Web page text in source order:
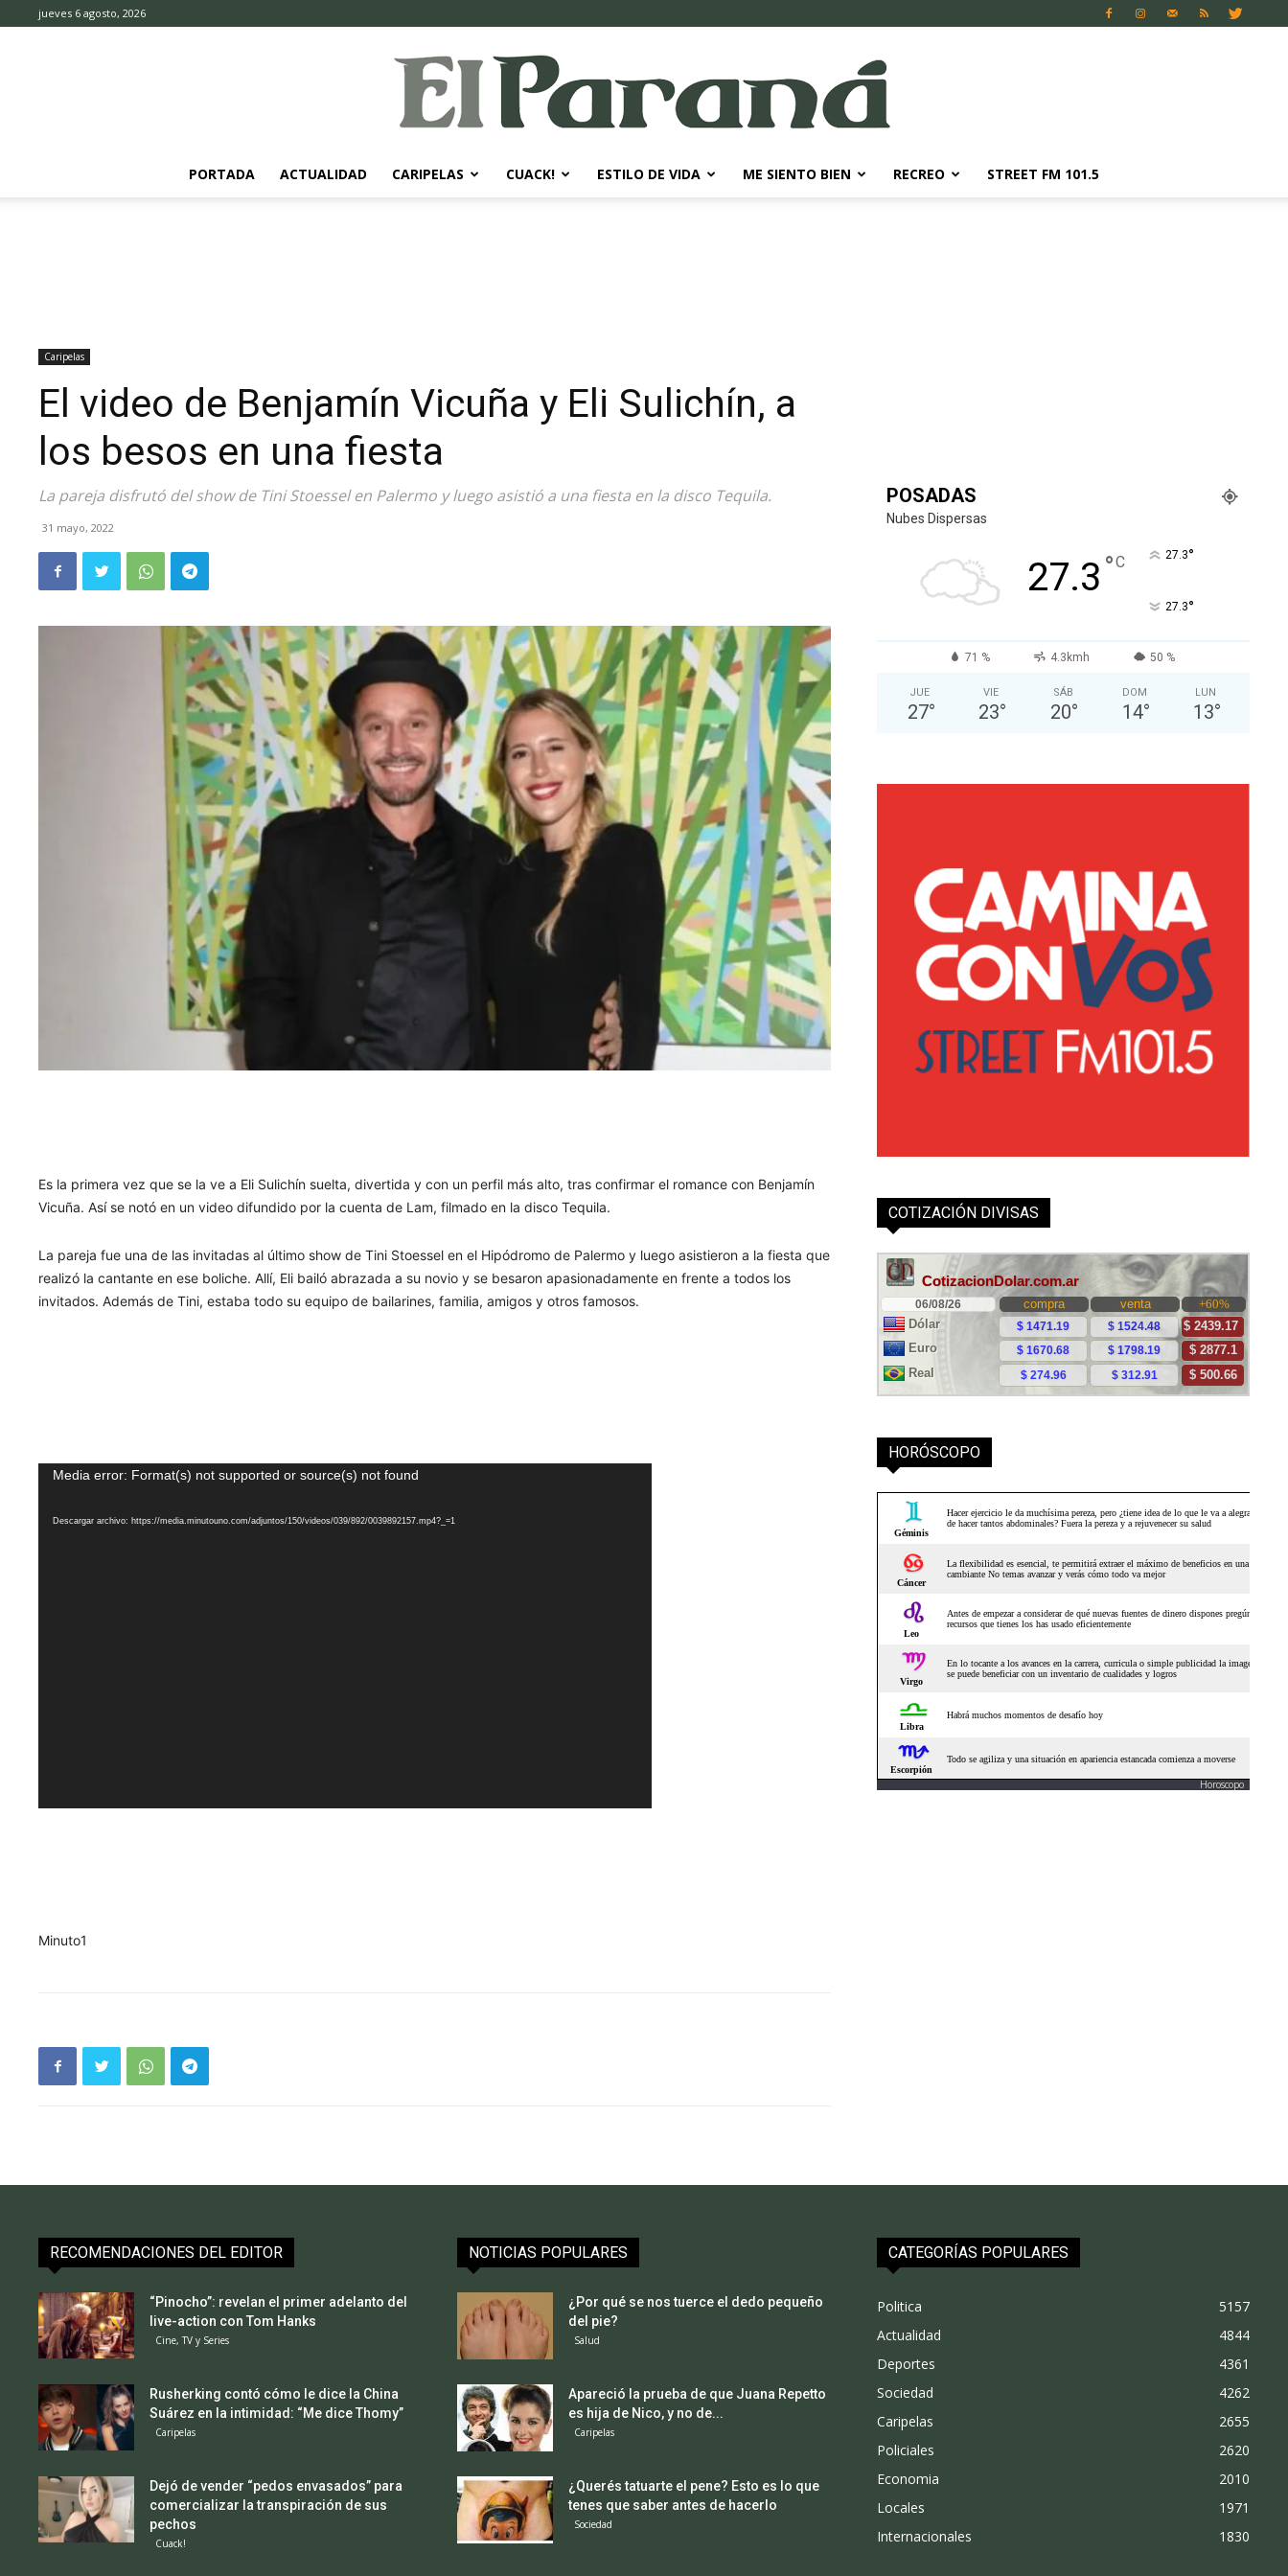
jueves 6 agosto, 2026
PORTADA ACTUALIDAD CARIPELAS CUACK! ESTILO DE VIDA ME SIENTO BIEN RECREO STREET FM 101.5
Caripelas
El video de Benjamín Vicuña y Eli Sulichín, a
los besos en una fiesta
La pareja disfrutó del show de Tini Stoessel en Palermo y luego asistió a una fiesta en la disco Tequila.
31 mayo, 2022
Es la primera vez que se la ve a Eli Sulichín suelta, divertida y con un perfil más alto, tras confirmar el romance con Benjamín
Vicuña. Así se notó en un video difundido por la cuenta de Lam, filmado en la disco Tequila.
La pareja fue una de las invitadas al último show de Tini Stoessel en el Hipódromo de Palermo y luego asistieron a la fiesta que
realizó la cantante en ese boliche. Allí, Eli bailó abrazada a su novio y se besaron apasionadamente en frente a todos los
invitados. Además de Tini, estaba todo su equipo de bailarines, familia, amigos y otros famosos.
Reproductor
video
Media error: Format(s) not supported or source(s) not found
Descargar archivo: https://media.minutouno.com/adjuntos/150/videos/039/892/0039892157.mp4?_=1
Minuto1
POSADAS
Nubes Dispersas
27.3 °C 27.3°
27.3°
71 % 4.3kmh 50 %
JUE
27°
VIE
23°
SÁB
20°
DOM
14°
LUN
13°
COTIZACIÓN DIVISAS
HORÓSCOPO
Horoscopo
RECOMENDACIONES DEL EDITOR
“Pinocho”: revelan el primer adelanto del
live-action con Tom Hanks
Cine, TV y Series
Rusherking contó cómo le dice la China
Suárez en la intimidad: “Me dice Thomy”
Caripelas
Dejó de vender “pedos envasados” para
comercializar la transpiración de sus
pechos
Cuack!
NOTICIAS POPULARES
¿Por qué se nos tuerce el dedo pequeño
del pie?
Salud
Apareció la prueba de que Juana Repetto
es hija de Nico, y no de...
Caripelas
¿Querés tatuarte el pene? Esto es lo que
tenes que saber antes de hacerlo
Sociedad
CATEGORÍAS POPULARES
Politica
5157
Actualidad
4844
Deportes
4361
Sociedad
4262
Caripelas
2655
Policiales
2620
Economia
2010
Locales
1971
Internacionales
1830